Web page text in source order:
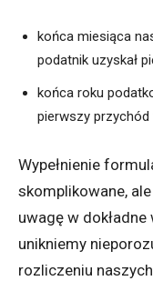
końca miesiąca
podatnik uzyskał
końca roku
pierwszy przychód
Wypełnienie
skomplikowane,
uwagę w dokładne
unikniemy
rozliczeniu